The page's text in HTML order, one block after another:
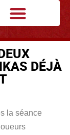
DÉJÀ
la séance